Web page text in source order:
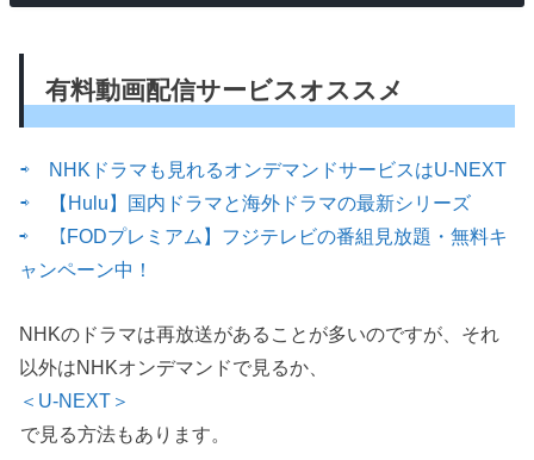
有料動画配信サービスオススメ
⇨ NHKドラマも見れるオンデマンドサービスはU-NEXT
⇨ 【Hulu】国内ドラマと海外ドラマの最新シリーズ
⇨ 【FODプレミアム】フジテレビの番組見放題・無料キ
ャンペーン中！
NHKのドラマは再放送があることが多いのですが、それ
以外はNHKオンデマンドで見るか、
＜U-NEXT＞
で見る方法もあります。